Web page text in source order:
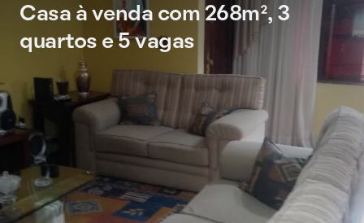
Casa à venda com 268m², 3
quartos e 5 vagas